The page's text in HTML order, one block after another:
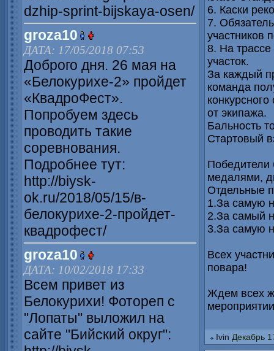
dzhip-sprint-bijskaya-osen/
groza10
ДАТА: 17/05/2018 07:53
Доброго дня. 26 мая на
«Белокурихе-2» пройдет
«КвадроФест».
Попробуем здесь
проводить такие
соревнования.
Подробнее тут:
http://biysk-
ok.ru/2018/05/15/в-
белокурихе-2-пройдет-
квадрофест/
groza10
ДАТА: 10/02/2018 17:33
Всем привет из
Белокурихи! Фотореп с
"Лопаты" выложил на
сайте "Бийский округ":
6. Каски
7.
участников
8. На
участок.
За каждый
команда
от экипажа.
Бальность
Стартовый
Победители
медалями,
Отдельные
1.За самую
2.За самый
3.За самую
Всех
повара!
Ждем всех
Ivin Декабрь